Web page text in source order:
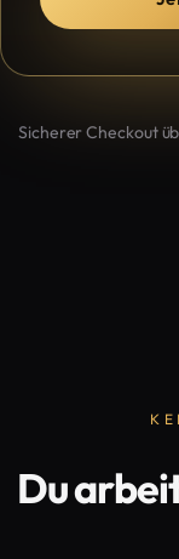
Sicherer Checkout
Du